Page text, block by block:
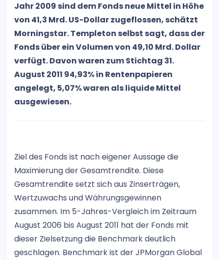
Jahr 2009 sind dem Fonds neue Mittel in Höhe
von 41,3 Mrd. US-Dollar zugeflossen, schätzt
Morningstar. Templeton selbst sagt, dass der
Fonds über ein Volumen von 49,10 Mrd. Dollar
verfügt. Davon waren zum Stichtag 31.
August 2011 94,93% in Rentenpapieren
angelegt, 5,07% waren als liquide Mittel
ausgewiesen.
Ziel des Fonds ist nach eigener Aussage die
Maximierung der Gesamtrendite. Diese
Gesamtrendite setzt sich aus Zinserträgen,
Wertzuwachs und Währungsgewinnen
zusammen. Im 5-Jahres-Vergleich im Zeitraum
August 2006 bis August 2011 hat der Fonds mit
dieser Zielsetzung die Benchmark deutlich
geschlagen. Benchmark ist der JPMorgan Global